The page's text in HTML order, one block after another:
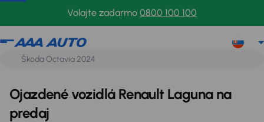
Volajte zadarmo 0800 100 100
Renault
Ojazdené vozidlá Renault Laguna na
predaj